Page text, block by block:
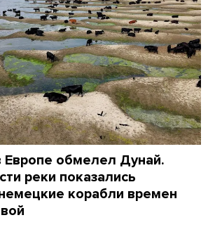
Европе обмелел Дунай.
реки показались
корабли времен